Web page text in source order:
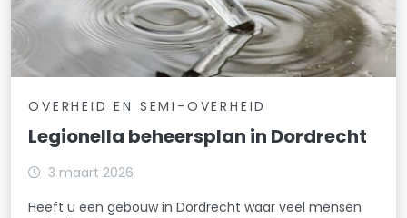
OVERHEID EN SEMI-OVERHEID
Legionella beheersplan in Dordrecht
3 maart 2026
Heeft u een gebouw in Dordrecht waar veel mensen